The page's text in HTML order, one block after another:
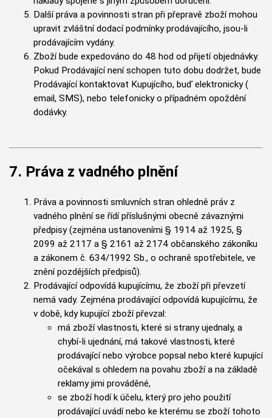
Další práva a povinnosti stran při přepravě zboží mohou
upravit zvláštní dodací podmínky prodávajícího, jsou-li
prodávajícím vydány.
Zboží bude expedováno do 48 hod od přijetí objednávky.
Pokud Prodávající není schopen tuto dobu dodržet, bude
Prodávající kontaktovat Kupujícího, buď elektronicky (
email, SMS), nebo telefonicky o případném opoždění
dodávky.
7. Práva z vadného plnění
Práva a povinnosti smluvních stran ohledně práv z
vadného plnění se řídí příslušnými obecně závaznými
předpisy (zejména ustanoveními § 1914 až 1925, §
2099 až 2117 a § 2161 až 2174 občanského zákoníku
a zákonem č. 634/1992 Sb., o ochraně spotřebitele, ve
znění pozdějších předpisů).
Prodávající odpovídá kupujícímu, že zboží při převzetí
nemá vady. Zejména prodávající odpovídá kupujícímu, že
v době, kdy kupující zboží převzal:
má zboží vlastnosti, které si strany ujednaly, a
chybí-li ujednání, má takové vlastnosti, které
prodávající nebo výrobce popsal nebo které kupující
očekával s ohledem na povahu zboží a na základě
reklamy jimi prováděné,
se zboží hodí k účelu, který pro jeho použití
prodávající uvádí nebo ke kterému se zboží tohoto